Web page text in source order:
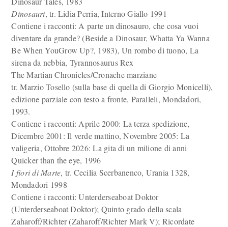
Dinosauri, tr. Lidia Perria, Interno Giallo 1991
Contiene i racconti: A parte un dinosauro, che cosa vuoi
diventare da grande? (Beside a Dinosaur, Whatta Ya Wanna
Be When YouGrow Up?, 1983), Un rombo di tuono, La
sirena da nebbia, Tyrannosaurus Rex
The Martian Chronicles/Cronache marziane
tr. Marzio Tosello (sulla base di quella di Giorgio Monicelli),
edizione parziale con testo a fronte, Paralleli, Mondadori,
1993.
Contiene i racconti: Aprile 2000: La terza spedizione,
Dicembre 2001: Il verde mattino, Novembre 2005: La
valigeria, Ottobre 2026: La gita di un milione di anni
Quicker than the eye, 1996
I fiori di Marte, tr. Cecilia Scerbanenco, Urania 1328,
Mondadori 1998
Contiene i racconti: Unterderseaboat Doktor
(Unterderseaboat Doktor); Quinto grado della scala
Zaharoff/Richter (Zaharoff/Richter Mark V); Ricordate